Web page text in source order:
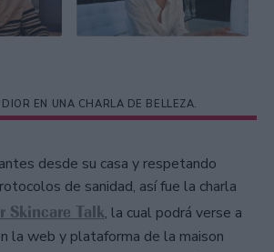
DIOR EN UNA CHARLA DE BELLEZA.
desde su casa y respetando
de sanidad, así fue la charla
Skincare Talk, la cual podrá verse a
la web y plataforma de la maison